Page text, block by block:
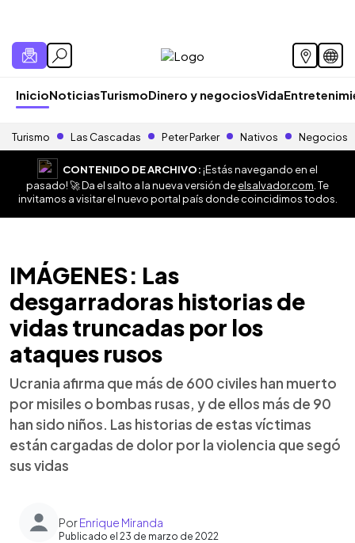
InicioNoticiasTurismoDinero y negociosVida
Turismo Las Cascadas Peter Parker Nativos Negocios
CONTENIDO DE ARCHIVO:¡Estás navegando en el
pasado! 🚀 Da el salto a la nueva versión deelsalvador.com . Te
invitamos a visitar el nuevo portal país donde coincidimos todos.
IMÁGENES: Las
desgarradoras historias de
vidas truncadas por los
ataques rusos
Ucrania afirma que más de 600 civiles han muerto
por misiles o bombas rusas, y de ellos más de 90
han sido niños. Las historias de estas víctimas
están cargadas de dolor por la violencia que segó
sus vidas
PorEnrique Miranda
Publicado el 23 de marzo de 2022